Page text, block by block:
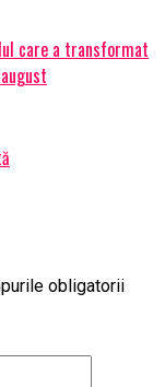
care a transformat
obligatorii